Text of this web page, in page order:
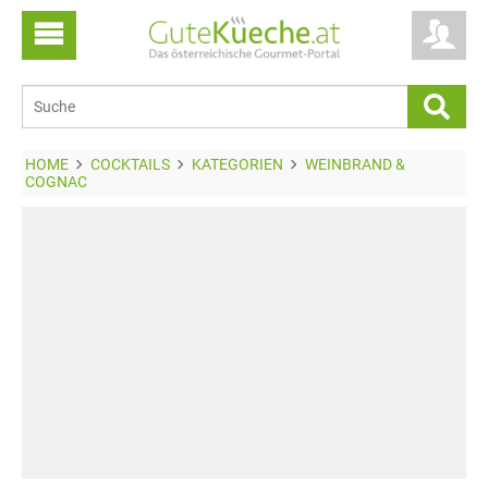
HOME COCKTAILS KATEGORIEN
WEINBRAND &
COGNAC